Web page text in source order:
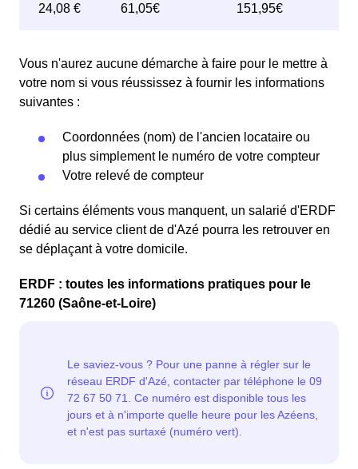
Vous n'aurez aucune démarche à faire pour le mettre à
votre nom si vous réussissez à fournir les informations
suivantes :
Coordonnées (nom) de l'ancien locataire ou
plus simplement le numéro de votre compteur
Votre relevé de compteur
Si certains éléments vous manquent, un salarié d'ERDF
dédié au service client de d'Azé pourra les retrouver en
se déplaçant à votre domicile.
ERDF : toutes les informations pratiques pour le
71260 (Saône-et-Loire)